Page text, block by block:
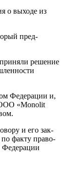
о выхо­де из
пред­
ре­шение
Федерации и,
ООО «Monolit
и его зак-
по факту право­
Федерации